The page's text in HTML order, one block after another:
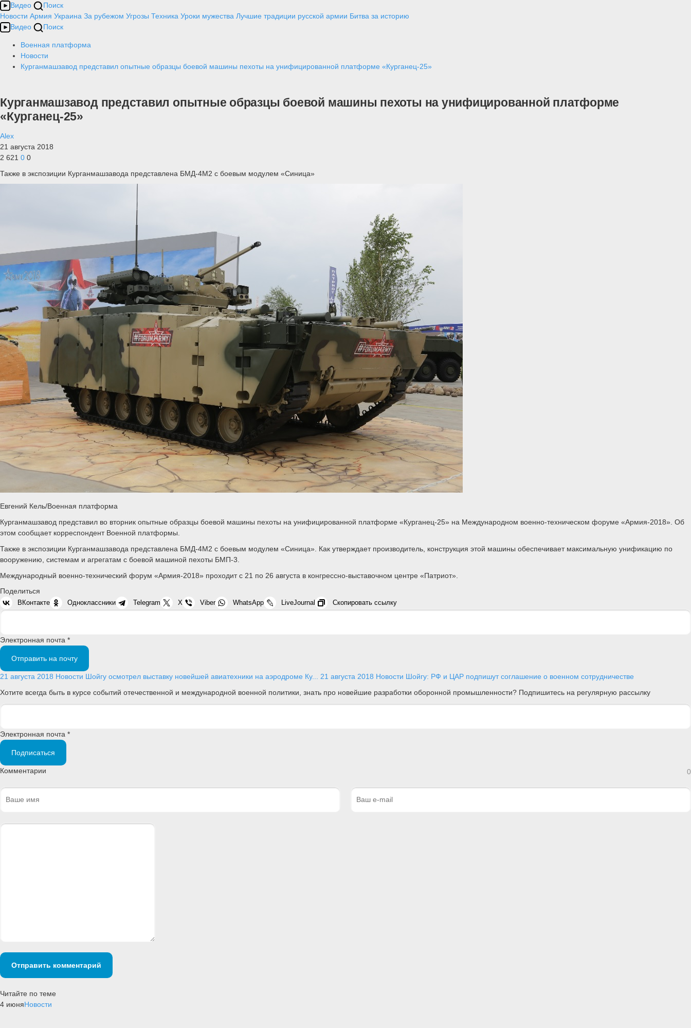
Видео
Поиск
Новости Армия Украина За рубежом Угрозы Техника Уроки мужества Лучшие традиции русской армии Битва за историю
Видео
Поиск
Военная платформа
Новости
Курганмашзавод представил опытные образцы боевой машины пехоты на унифицированной платформе «Курганец-25»
Курганмашзавод представил опытные образцы боевой машины пехоты на унифицированной платформе
«Курганец-25»
Alex
21 августа 2018
2 621 0 0
Также в экспозиции Курганмашзавода представлена БМД-4М2 с боевым модулем «Синица»
Евгений Кель/Военная платформа
Курганмашзавод представил во вторник опытные образцы боевой машины пехоты на унифицированной платформе «Курганец-25» на Международном военно-техническом форуме «Армия-2018». Об
этом сообщает корреспондент Военной платформы.
Также в экспозиции Курганмашзавода представлена БМД-4М2 с боевым модулем «Синица». Как утверждает производитель, конструкция этой машины обеспечивает максимальную унификацию по
вооружению, системам и агрегатам с боевой машиной пехоты БМП-3.
Международный военно-технический форум «Армия-2018» проходит с 21 по 26 августа в конгрессно-выставочном центре «Патриот».
Поделиться
ВКонтакте Одноклассники Telegram X Viber WhatsApp LiveJournal Скопировать ссылку
Электронная почта *
Отправить на почту
21 августа 2018 Новости Шойгу осмотрел выставку новейшей авиатехники на аэродроме Ку... 21 августа 2018 Новости Шойгу: РФ и ЦАР подпишут соглашение о военном сотрудничестве
Хотите всегда быть в курсе событий отечественной и международной военной политики, знать про новейшие разработки оборонной промышленности? Подпишитесь на регулярную рассылку
Электронная почта *
Подписаться
Комментарии 0
Отправить комментарий
Читайте по теме
4 июняНовости